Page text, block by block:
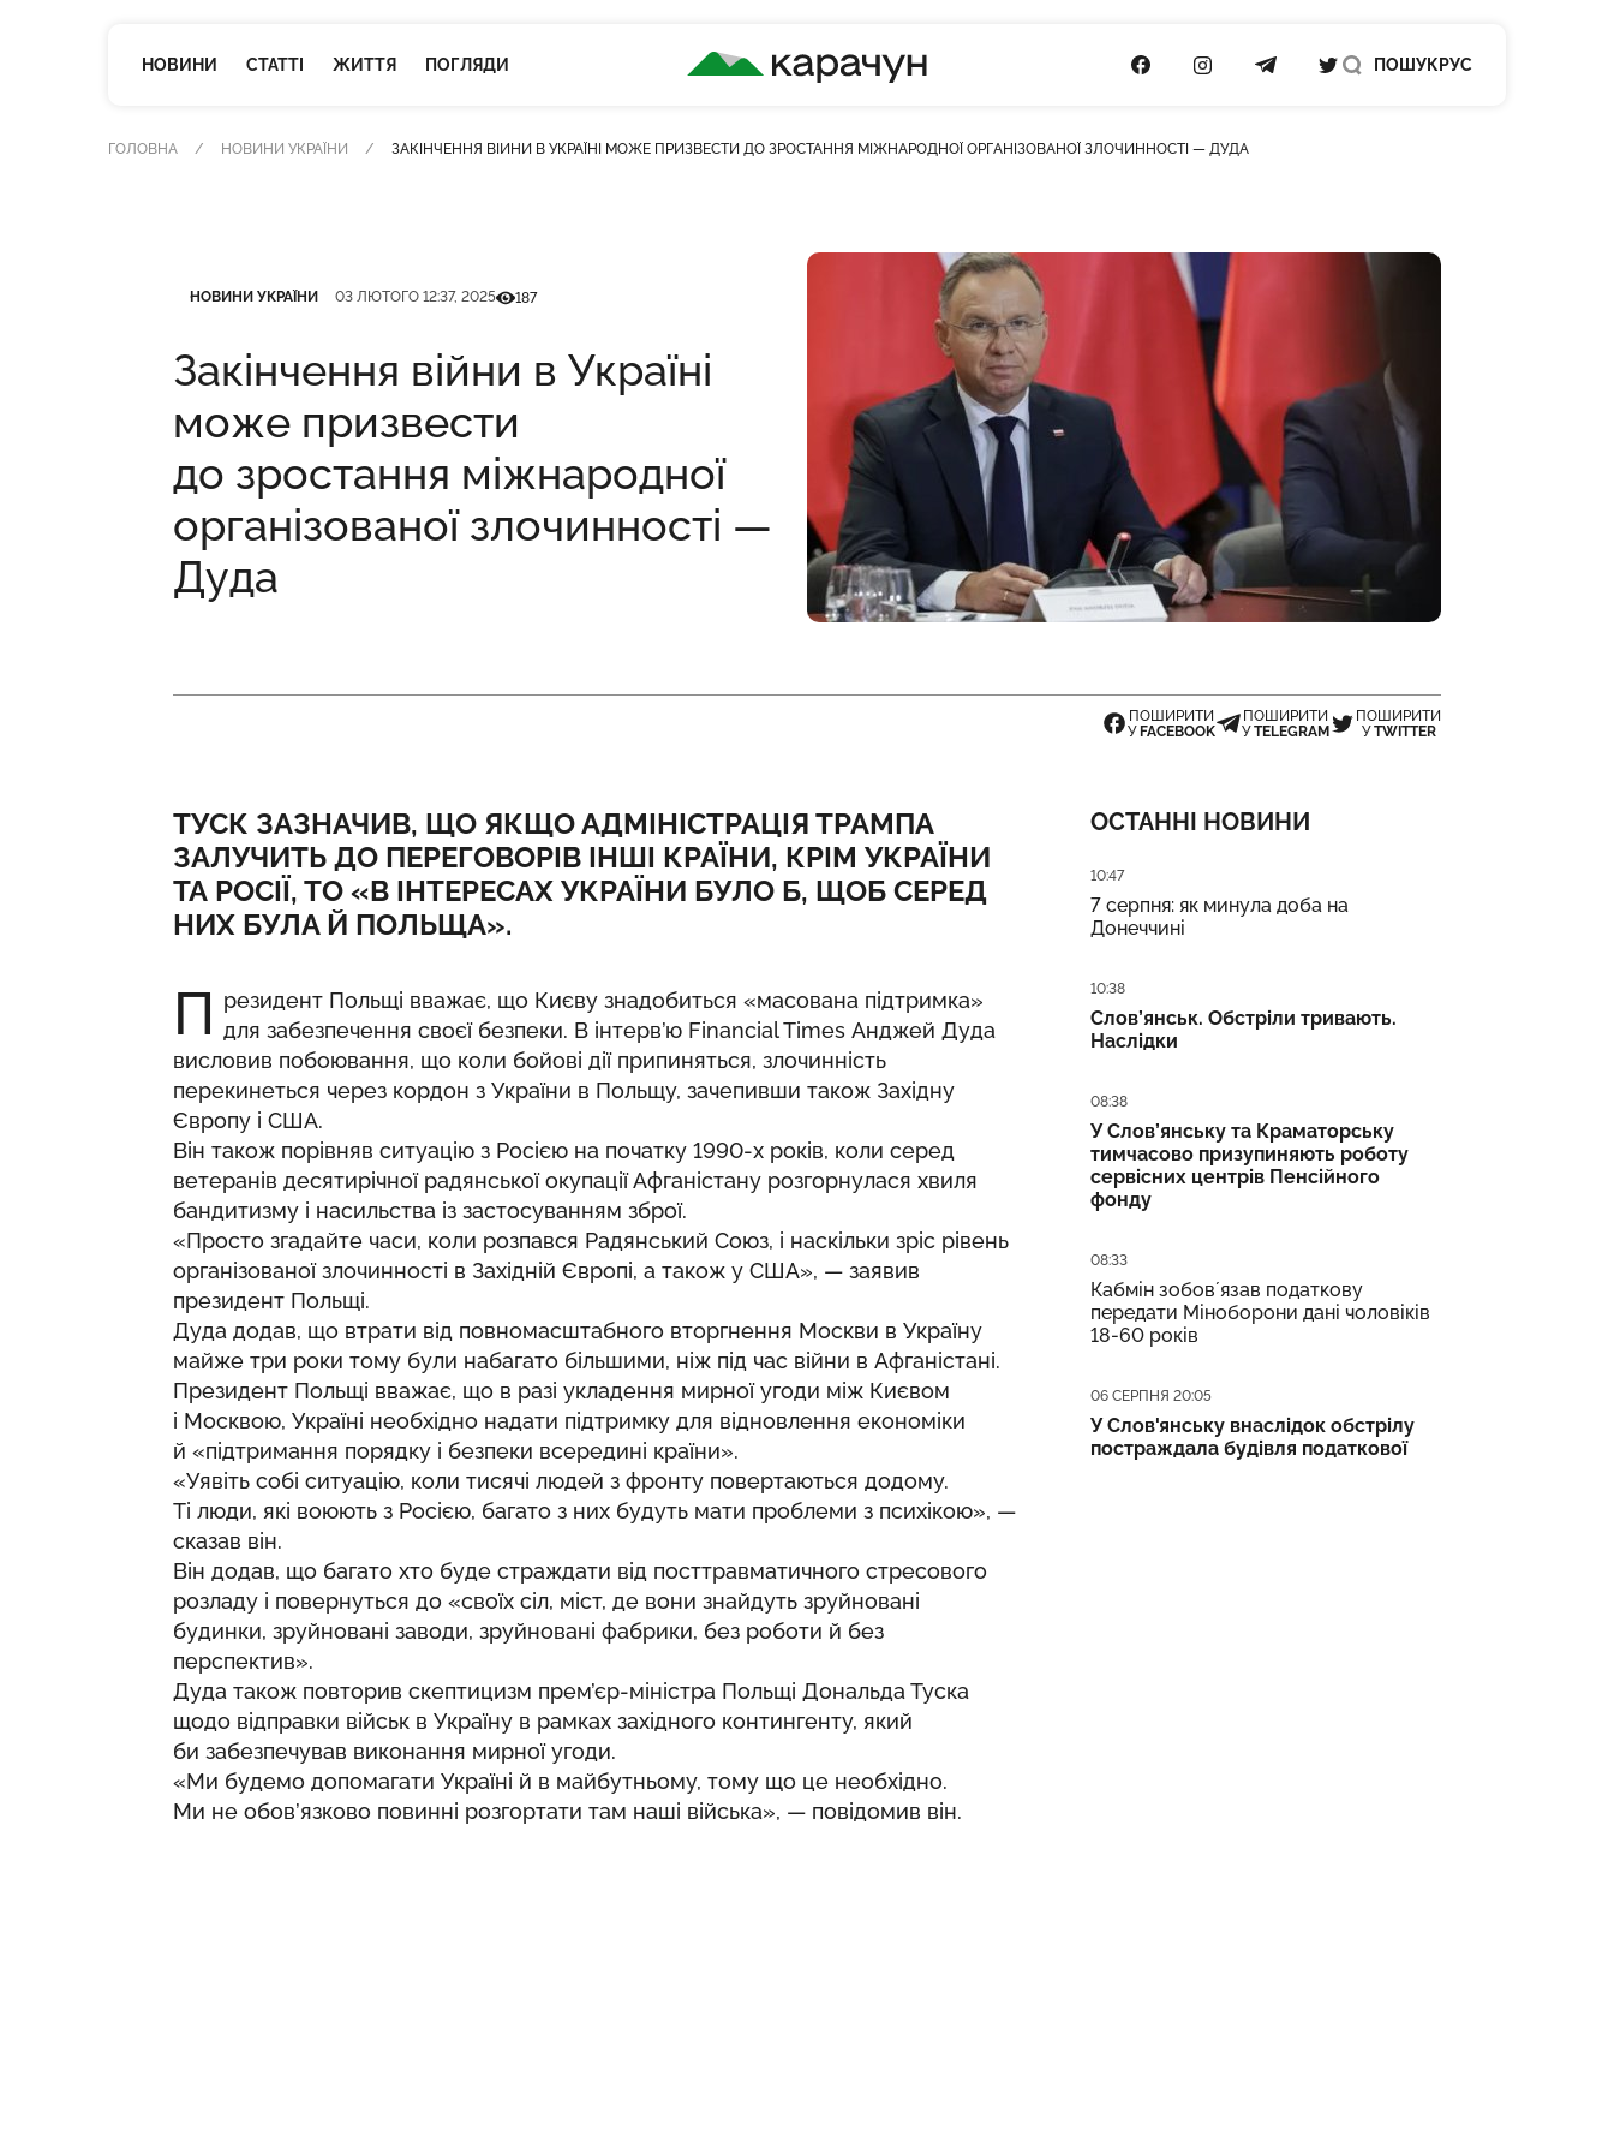
НОВИНИ СТАТТІ ЖИТТЯ ПОГЛЯДИ
КАРАЧУН
ПОСИЛАННЯ НА FACEBOOK
ПОСИЛАННЯ НА INSTAGRAM
ПОСИЛАННЯ НА TELEGRAM
ПОСИЛАННЯ НА TWITTER
ПОШУК РУС
ГОЛОВНА НОВИНИ УКРАЇНИ ЗАКІНЧЕННЯ ВІЙНИ В УКРАЇНІ МОЖЕ ПРИЗВЕСТИ ДО ЗРОСТАННЯ МІЖНАРОДНОЇ ОРГАНІЗОВАНОЇ ЗЛОЧИННОСТІ — ДУДА
НОВИНИ УКРАЇНИ 03 ЛЮТОГО 12:37, 2025Кількість переглядів
187
Закінчення війни в Україні
може призвести
до зростання міжнародної
організованої злочинності —
Дуда
ПОШИРИТИ
У FACEBOOK
ПОШИРИТИ
УTELEGRAM
ПОШИРИТИ
УTWITTER
ТУСК ЗАЗНАЧИВ, ЩО ЯКЩО АДМІНІСТРАЦІЯ ТРАМПА
ЗАЛУЧИТЬ ДО ПЕРЕГОВОРІВ ІНШІ КРАЇНИ, КРІМ УКРАЇНИ
ТА РОСІЇ, ТО «В ІНТЕРЕСАХ УКРАЇНИ БУЛО Б, ЩОБ СЕРЕД
НИХ БУЛА Й ПОЛЬЩА».
П резидент Польщі вважає, що Києву знадобиться «масована підтримка»
для забезпечення своєї безпеки. В інтерв’ю Financial Times Анджей Дуда
висловив побоювання, що коли бойові дії припиняться, злочинність
перекинеться через кордон з України в Польщу, зачепивши також Західну
Європу і США.
Він також порівняв ситуацію з Росією на початку 1990-х років, коли серед
ветеранів десятирічної радянської окупації Афганістану розгорнулася хвиля
бандитизму і насильства із застосуванням зброї.
«Просто згадайте часи, коли розпався Радянський Союз, і наскільки зріс рівень
організованої злочинності в Західній Європі, а також у США», — заявив
президент Польщі.
Дуда додав, що втрати від повномасштабного вторгнення Москви в Україну
майже три роки тому були набагато більшими, ніж під час війни в Афганістані.
Президент Польщі вважає, що в разі укладення мирної угоди між Києвом
і Москвою, Україні необхідно надати підтримку для відновлення економіки
й «підтримання порядку і безпеки всередині країни».
«Уявіть собі ситуацію, коли тисячі людей з фронту повертаються додому.
Ті люди, які воюють з Росією, багато з них будуть мати проблеми з психікою», —
сказав він.
Він додав, що багато хто буде страждати від посттравматичного стресового
розладу і повернуться до «своїх сіл, міст, де вони знайдуть зруйновані
будинки, зруйновані заводи, зруйновані фабрики, без роботи й без
перспектив».
Дуда також повторив скептицизм прем’єр-міністра Польщі Дональда Туска
щодо відправки військ в Україну в рамках західного контингенту, який
би забезпечував виконання мирної угоди.
«Ми будемо допомагати Україні й в майбутньому, тому що це необхідно.
Ми не обов’язково повинні розгортати там наші війська», — повідомив він.
ОСТАННІ НОВИНИ
Дата публікації
10:47
7 серпня: як минула доба на
Донеччині
Дата публікації
10:38
Слов’янськ. Обстріли тривають.
Наслідки
Дата публікації
08:38
У Слов’янську та Краматорську
тимчасово призупиняють роботу
сервісних центрів Пенсійного
фонду
Дата публікації
08:33
Кабмін зобовʼязав податкову
передати Міноборони дані чоловіків
18-60 років
Дата публікації
06 СЕРПНЯ 20:05
У Слов'янську внаслідок обстрілу
постраждала будівля податкової